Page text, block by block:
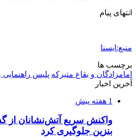
انتهای پیام
منبع:ایسنا
برچسب ها
امامزادگان و بقاع متبرکه پلیس راهنمایی
آخرین اخبار
1 هفته پیش
واکنش سریع آتش‌نشانان از
بنزین جلوگیری کرد